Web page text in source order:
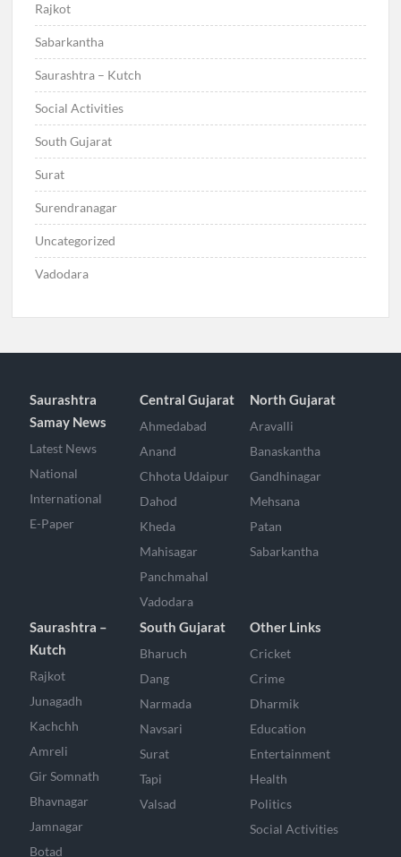
Rajkot
Sabarkantha
Saurashtra – Kutch
Social Activities
South Gujarat
Surat
Surendranagar
Uncategorized
Vadodara
Saurashtra
Samay News
Latest News
National
International
E-Paper
Central Gujarat
Ahmedabad
Anand
Chhota Udaipur
Dahod
Kheda
Mahisagar
Panchmahal
Vadodara
North Gujarat
Aravalli
Banaskantha
Gandhinagar
Mehsana
Patan
Sabarkantha
Saurashtra –
Kutch
Rajkot
Junagadh
Kachchh
Amreli
Gir Somnath
Bhavnagar
Jamnagar
Botad
South Gujarat
Bharuch
Dang
Narmada
Navsari
Surat
Tapi
Valsad
Other Links
Cricket
Crime
Dharmik
Education
Entertainment
Health
Politics
Social Activities